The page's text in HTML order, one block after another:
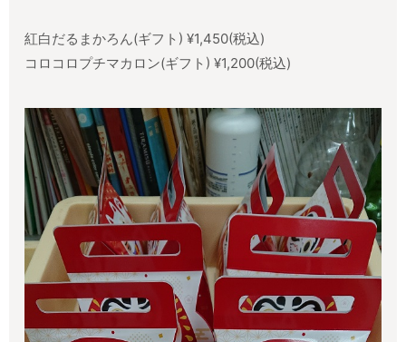
紅白だるまかろん(ギフト) ¥1,450(税込)
コロコロプチマカロン(ギフト) ¥1,200(税込)